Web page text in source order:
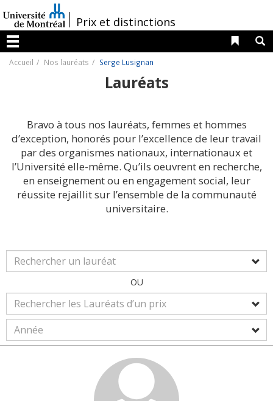
au
contenu
/Prix et distinctions
Menu
Liens
Accueil Nos lauréats Serge Lusignan
Lauréats
Bravo à tous nos lauréats, femmes et hommes
d’exception, honorés pour l’excellence de leur travail
par des organismes nationaux, internationaux et
l’Université elle-même. Qu’ils oeuvrent en recherche,
en enseignement ou en engagement social, leur
réussite rejaillit sur l’ensemble de la communauté
universitaire.
OU